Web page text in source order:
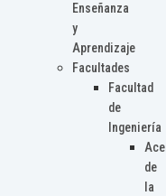
Enseñanza
y
Aprendizaje
Facultades
Facultad
de
Ingeniería
de
la